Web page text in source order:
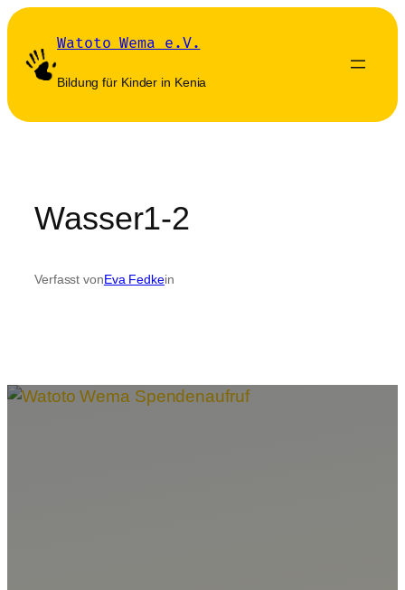
Zum
springen
Watoto Wema e.V.
Bildung für Kinder in Kenia
Wasser1-2
Verfasst vonEva Fedkein